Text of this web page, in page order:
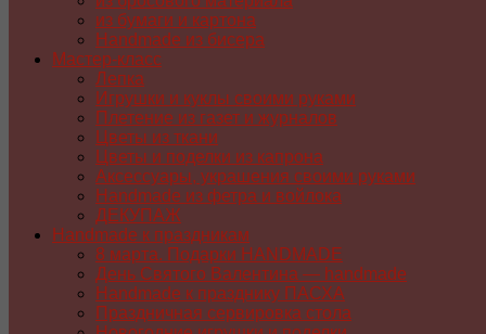
из бумаги и картона
Handmade из бисера
Мастер-класс
Лепка
Игрушки и куклы своими руками
Плетение из газет и журналов
Цветы из ткани
Цветы и поделки из капрона
Аксессуары, украшения своими руками
Handmade из фетра и войлока
ДЕКУПАЖ
Handmade к праздникам
8 марта. Подарки HANDMADE
День Святого Валентина — handmade
Handmade к празднику ПАСХA
Праздничная сервировка стола